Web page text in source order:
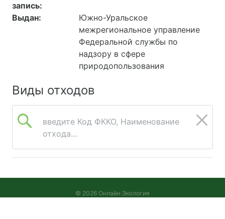
запись:
Выдан:
Южно-Уральское
межрегиональное управление
Федеральной службы по
надзору в сфере
природопользования
Виды отходов
введите Код ФККО, Наименование
отхода...
© 2026 Онлайн Экология